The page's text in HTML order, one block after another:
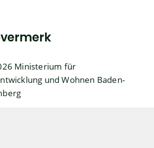
Ministerium für
und Wohnen Baden-